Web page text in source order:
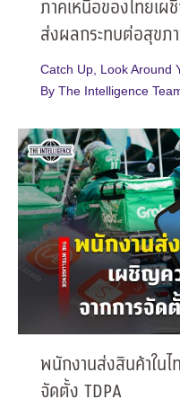
ภาคเหนือของไทยเ
ส่งผลกระทบต่อสุขภ
Catch Up Look Around
By The Intelligence
พนักงานส่งสินค้าในไ
จัดตั้ง TDPA